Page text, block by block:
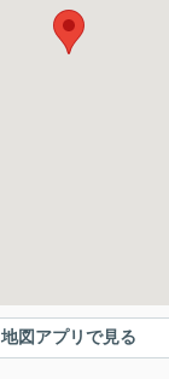
地図アプリで見る